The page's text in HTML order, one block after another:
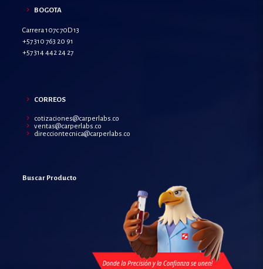
BOGOTA
Carrera 107c 70D 13
+57 310 763 20 91
+57 314 442 24 27
CORREOS
cotizaciones@carperlabs.co
ventas@carperlabs.co
direcciontecnica@carperlabs.co
Buscar Producto